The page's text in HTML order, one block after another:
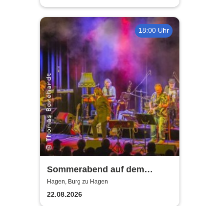
18:00 Uhr
Sommerabend auf dem
Burghof - mit der Band Hagen
Allstars
Hagen, Burg zu Hagen
22.08.2026